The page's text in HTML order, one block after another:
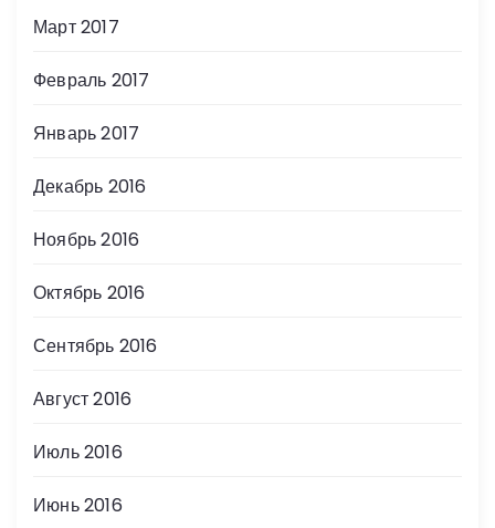
Март 2017
Февраль 2017
Январь 2017
Декабрь 2016
Ноябрь 2016
Октябрь 2016
Сентябрь 2016
Август 2016
Июль 2016
Июнь 2016